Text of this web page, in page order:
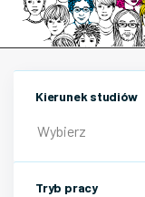
Kierunek studiów
Wybierz
Tryb pracy